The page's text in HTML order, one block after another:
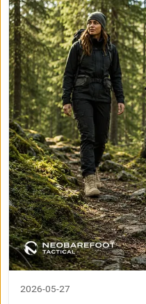
2026-05-27